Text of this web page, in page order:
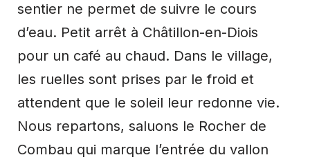
sentier ne permet de suivre le cours
d’eau. Petit arrêt à Châtillon-en-Diois
pour un café au chaud. Dans le village,
les ruelles sont prises par le froid et
attendent que le soleil leur redonne vie.
Nous repartons, saluons le Rocher de
Combau qui marque l’entrée du vallon